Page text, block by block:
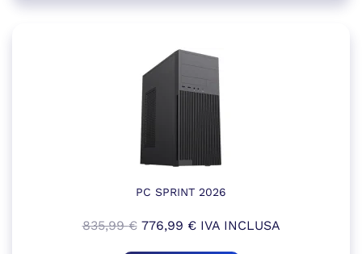
PC SPRINT 2026
835,99€ Il
776,99 €Il
IVA INCLUSA